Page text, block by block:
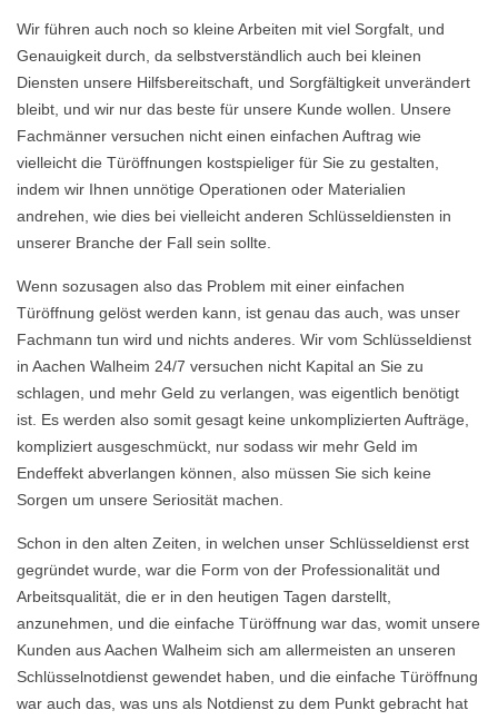
Wir führen auch noch so kleine Arbeiten mit viel Sorgfalt, und
Genauigkeit durch, da selbstverständlich auch bei kleinen
Diensten unsere Hilfsbereitschaft, und Sorgfältigkeit unverändert
bleibt, und wir nur das beste für unsere Kunde wollen. Unsere
Fachmänner versuchen nicht einen einfachen Auftrag wie
vielleicht die Türöffnungen kostspieliger für Sie zu gestalten,
indem wir Ihnen unnötige Operationen oder Materialien
andrehen, wie dies bei vielleicht anderen Schlüsseldiensten in
unserer Branche der Fall sein sollte.
Wenn sozusagen also das Problem mit einer einfachen
Türöffnung gelöst werden kann, ist genau das auch, was unser
Fachmann tun wird und nichts anderes. Wir vom Schlüsseldienst
in Aachen Walheim 24/7 versuchen nicht Kapital an Sie zu
schlagen, und mehr Geld zu verlangen, was eigentlich benötigt
ist. Es werden also somit gesagt keine unkomplizierten Aufträge,
kompliziert ausgeschmückt, nur sodass wir mehr Geld im
Endeffekt abverlangen können, also müssen Sie sich keine
Sorgen um unsere Seriosität machen.
Schon in den alten Zeiten, in welchen unser Schlüsseldienst erst
gegründet wurde, war die Form von der Professionalität und
Arbeitsqualität, die er in den heutigen Tagen darstellt,
anzunehmen, und die einfache Türöffnung war das, womit unsere
Kunden aus Aachen Walheim sich am allermeisten an unseren
Schlüsselnotdienst gewendet haben, und die einfache Türöffnung
war auch das, was uns als Notdienst zu dem Punkt gebracht hat